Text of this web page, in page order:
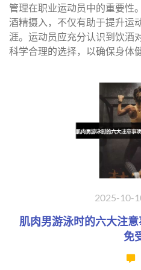
管理在职业运动员中的重要性
酒精摄入，不仅有助于提升运
涯。运动员应充分认识到饮酒
科学合理的选择，以确保身体
2025-10-
肌肉男游泳时的六大注
免